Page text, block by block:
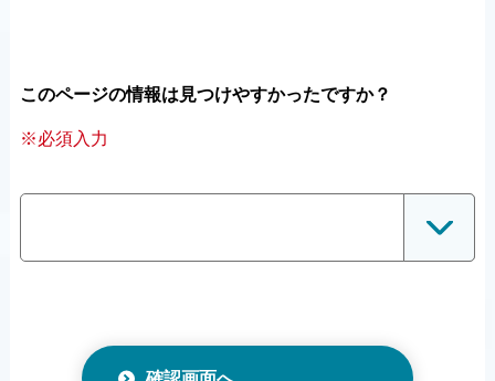
このページの情報は見つけやすかったですか？
※必須入力